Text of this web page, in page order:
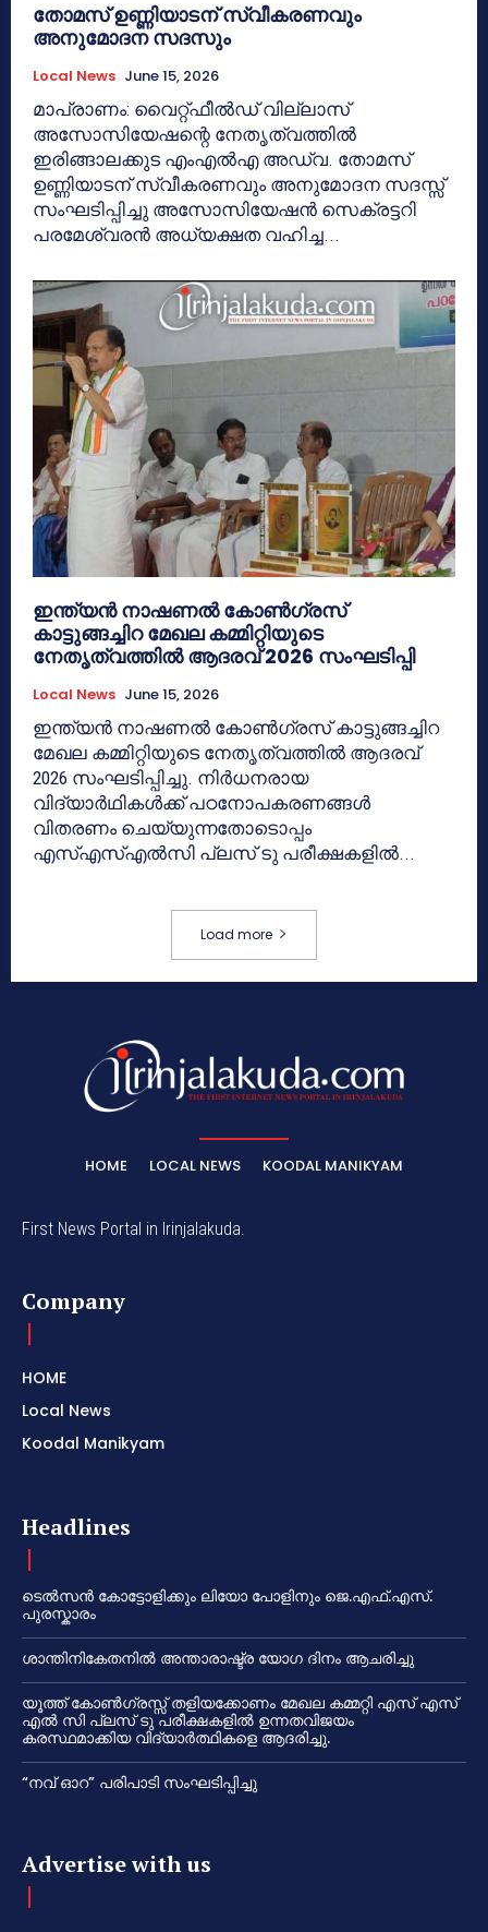
തോമസ് ഉണ്ണിയാടന് സ്വീകരണവും
അനുമോദന സദസും
Local News June 15, 2026
മാപ്രാണം: വൈറ്റ്ഫീൽഡ് വില്ലാസ്
അസോസിയേഷന്റെ നേതൃത്വത്തിൽ
ഇരിങ്ങാലക്കുട എംഎൽഎ അഡ്വ. തോമസ്
ഉണ്ണിയാടന് സ്വീകരണവും അനുമോദന സദസ്സ്
സംഘടിപ്പിച്ചു അസോസിയേഷൻ സെക്രട്ടറി
പരമേശ്വരൻ അധ്യക്ഷത വഹിച്ച...
ഇന്ത്യൻ നാഷണൽ കോൺഗ്രസ്
കാട്ടുങ്ങച്ചിറ മേഖല കമ്മിറ്റിയുടെ
നേതൃത്വത്തിൽ ആദരവ് 2026 സംഘടിപ്പി
Local News June 15, 2026
ഇന്ത്യൻ നാഷണൽ കോൺഗ്രസ് കാട്ടുങ്ങച്ചിറ
മേഖല കമ്മിറ്റിയുടെ നേതൃത്വത്തിൽ ആദരവ്
2026 സംഘടിപ്പിച്ചു. നിർധനരായ
വിദ്യാർഥികൾക്ക് പഠനോപകരണങ്ങൾ
വിതരണം ചെയ്യുന്നതോടൊപ്പം
എസ്എസ്എൽസി പ്ലസ് ടു പരീക്ഷകളിൽ...
Load more
HOME LOCAL NEWS KOODAL MANIKYAM
First News Portal in Irinjalakuda.
Company
HOME
Local News
Koodal Manikyam
Headlines
ടെൽസൻ കോട്ടോളിക്കും ലിയോ പോളിനും ജെ.എഫ്.എസ്.
പുരസ്കാരം
ശാന്തിനികേതനിൽ അന്താരാഷ്ട്ര യോഗ ദിനം ആചരിച്ചു
യൂത്ത് കോൺഗ്രസ്സ് തളിയക്കോണം മേഖല കമ്മറ്റി എസ് എസ്
എൽ സി പ്ലസ് ടു പരീക്ഷകളിൽ ഉന്നതവിജയം
കരസ്ഥമാക്കിയ വിദ്യാർത്ഥികളെ ആദരിച്ചു.
“നവ് ഓറ” പരിപാടി സംഘടിപ്പിച്ചു
Advertise with us